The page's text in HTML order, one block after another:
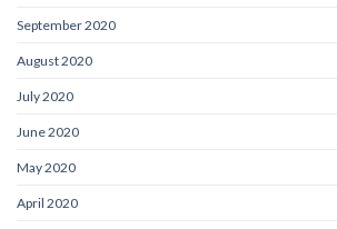
September 2020
August 2020
July 2020
June 2020
May 2020
April 2020